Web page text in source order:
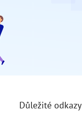
Důležité odkazy